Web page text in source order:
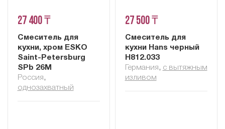
27 400 ₸
Смеситель для
кухни, хром ESKO
Saint-Petersburg
SPb 26M
Россия ,
однозахватный
27 500 ₸
Смеситель для
кухни Hans черный
H812.033
Германия , с вытяжным
изливом